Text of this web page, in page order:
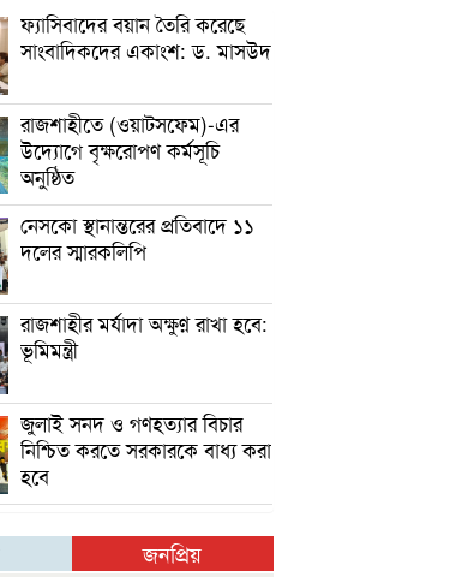
ফ্যাসিবাদের বয়ান তৈরি করেছে
সাংবাদিকদের একাংশ: ড. মাসউদ
রাজশাহীতে (ওয়াটসফেম)-এর
উদ্যোগে বৃক্ষরোপণ কর্মসূচি
অনুষ্ঠিত
নেসকো স্থানান্তরের প্রতিবাদে ১১
দলের স্মারকলিপি
রাজশাহীর মর্যাদা অক্ষুণ্ন রাখা হবে:
ভূমিমন্ত্রী
জুলাই সনদ ও গণহত্যার বিচার
নিশ্চিত করতে সরকারকে বাধ্য করা
হবে
জনপ্রিয়